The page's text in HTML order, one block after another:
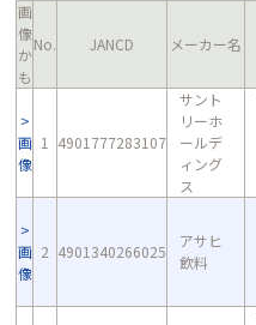
画
像
か
も
No. JANCD メーカー名
画
像
1 4901777283107
サント
リーホ
ールデ
ィング
ス
画
像
2 4901340266025
アサヒ
飲料